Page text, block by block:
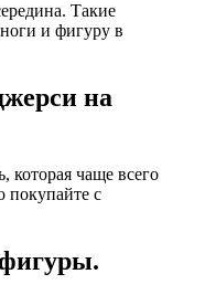
Такие
и фигуру в
на
которая чаще всего
покупайте с